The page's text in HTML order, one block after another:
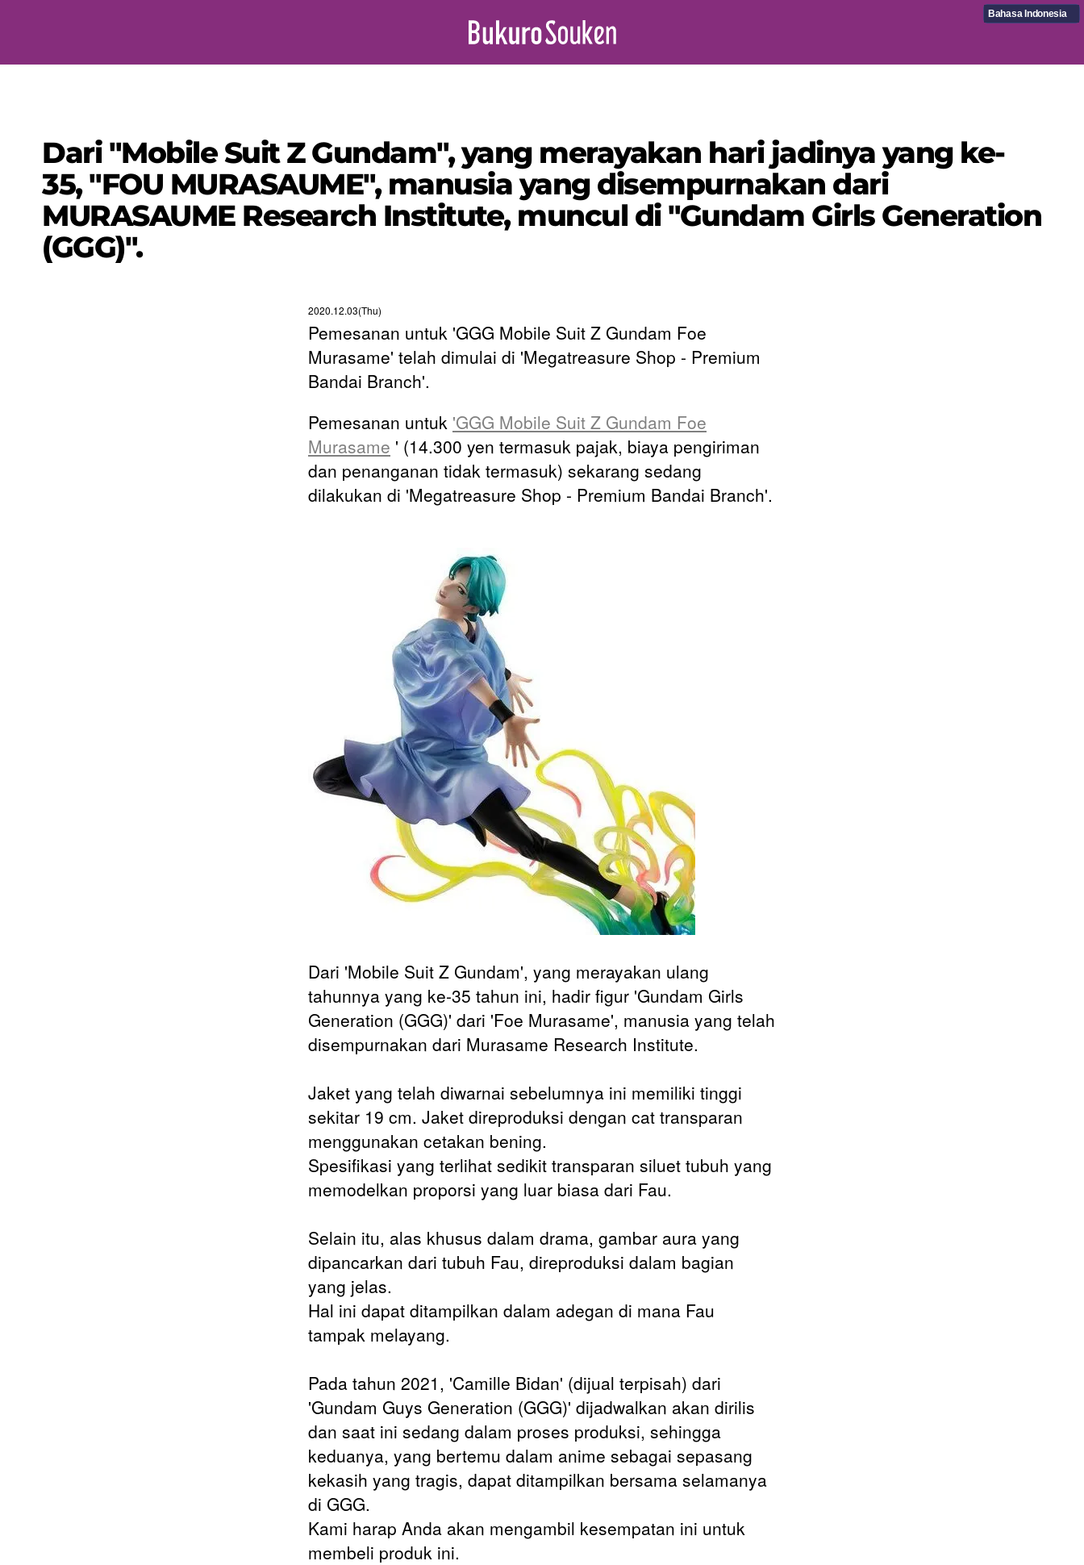
Bahasa Indonesia
Dari "Mobile Suit Z Gundam", yang merayakan hari jadinya yang ke-
35, "FOU MURASAUME", manusia yang disempurnakan dari
MURASAUME Research Institute, muncul di "Gundam Girls Generation
(GGG)".
2020.12.03(Thu)
Pemesanan untuk 'GGG Mobile Suit Z Gundam Foe
Murasame' telah dimulai di 'Megatreasure Shop - Premium
Bandai Branch'.
Pemesanan untuk 'GGG Mobile Suit Z Gundam Foe
Murasame ' (14.300 yen termasuk pajak, biaya pengiriman
dan penanganan tidak termasuk) sekarang sedang
dilakukan di 'Megatreasure Shop - Premium Bandai Branch'.
Dari 'Mobile Suit Z Gundam', yang merayakan ulang
tahunnya yang ke-35 tahun ini, hadir figur 'Gundam Girls
Generation (GGG)' dari 'Foe Murasame', manusia yang telah
disempurnakan dari Murasame Research Institute.
Jaket yang telah diwarnai sebelumnya ini memiliki tinggi
sekitar 19 cm. Jaket direproduksi dengan cat transparan
menggunakan cetakan bening.
Spesifikasi yang terlihat sedikit transparan siluet tubuh yang
memodelkan proporsi yang luar biasa dari Fau.
Selain itu, alas khusus dalam drama, gambar aura yang
dipancarkan dari tubuh Fau, direproduksi dalam bagian
yang jelas.
Hal ini dapat ditampilkan dalam adegan di mana Fau
tampak melayang.
Pada tahun 2021, 'Camille Bidan' (dijual terpisah) dari
'Gundam Guys Generation (GGG)' dijadwalkan akan dirilis
dan saat ini sedang dalam proses produksi, sehingga
keduanya, yang bertemu dalam anime sebagai sepasang
kekasih yang tragis, dapat ditampilkan bersama selamanya
di GGG.
Kami harap Anda akan mengambil kesempatan ini untuk
membeli produk ini.